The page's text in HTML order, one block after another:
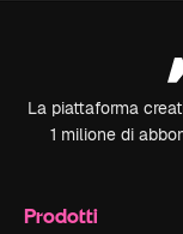
La piattaforma
1 milione di
Prodotti